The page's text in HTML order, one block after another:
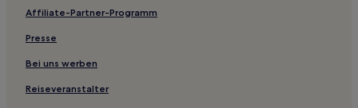
2-Sterne-Hotels in Es Canar
Aparthotels in Sant Jordi de Ses Salines
Aparthotels in Cala Bona
4-Sterne-Hotels in Porto Cristo
Affiliate-Partner-Programm
Presse
Bei uns werben
Reiseveranstalter